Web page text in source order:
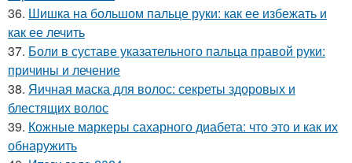
36. Шишка на большом пальце руки: как ее избежать и
как ее лечить
37. Боли в суставе указательного пальца правой руки:
причины и лечение
38. Яичная маска для волос: секреты здоровых и
блестящих волос
39. Кожные маркеры сахарного диабета: что это и как их
обнаружить